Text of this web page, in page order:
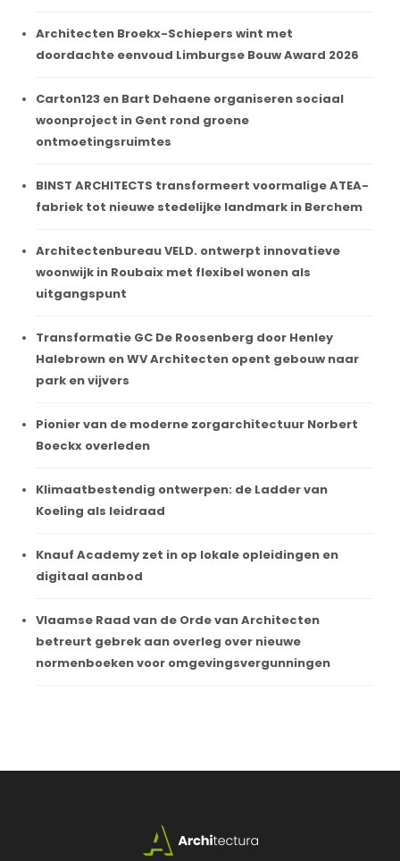
Architecten Broekx-Schiepers wint met
doordachte eenvoud Limburgse Bouw Award 2026
Carton123 en Bart Dehaene organiseren sociaal
woonproject in Gent rond groene
ontmoetingsruimtes
BINST ARCHITECTS transformeert voormalige ATEA-
fabriek tot nieuwe stedelijke landmark in Berchem
Architectenbureau VELD. ontwerpt innovatieve
woonwijk in Roubaix met flexibel wonen als
uitgangspunt
Transformatie GC De Roosenberg door Henley
Halebrown en WV Architecten opent gebouw naar
park en vijvers
Pionier van de moderne zorgarchitectuur Norbert
Boeckx overleden
Klimaatbestendig ontwerpen: de Ladder van
Koeling als leidraad
Knauf Academy zet in op lokale opleidingen en
digitaal aanbod
Vlaamse Raad van de Orde van Architecten
betreurt gebrek aan overleg over nieuwe
normenboeken voor omgevingsvergunningen